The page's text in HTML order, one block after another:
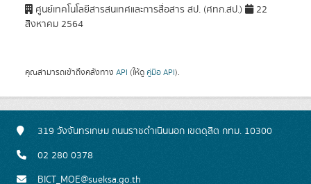
ศูนย์เทคโนโลยีสารสนเทศและการสื่อสาร สป. (ศทก.สป.)
22
สิงหาคม 2564
คุณสามารถเข้าถึงคลังทาง API (ให้ดู คู่มือ API).
319 วังจันทรเกษม ถนนราชดำเนินนอก เขตดุสิต กทม. 10300
02 280 0378
BICT_MOE@sueksa.go.th